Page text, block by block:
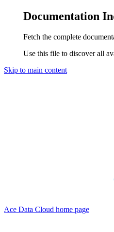
Documentation
Fetch the complete
Use this file to discover all
Skip to main content
Ace Data Cloud home page